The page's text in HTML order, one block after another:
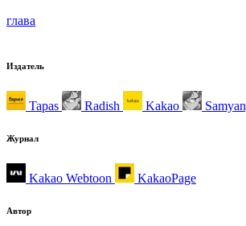
глава
Издатель
Tapas Radish Kakao
Журнал
Kakao Webtoon KakaoPage
Автор